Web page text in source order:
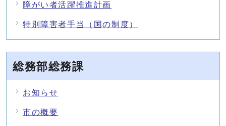
障がい者活躍推進計画
特別障害者手当（国の制度）
総務部総務課
お知らせ
市の概要